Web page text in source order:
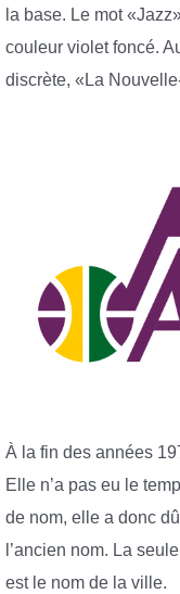
la base. Le mot
couleur violet foncé.
discrète, «La
À la fin des années
Elle n’a pas eu le
de nom, elle a donc
l’ancien nom. La
est le nom de la ville.